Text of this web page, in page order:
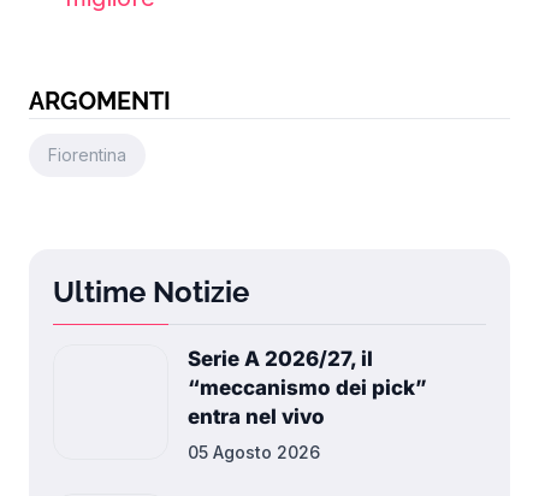
ARGOMENTI
Fiorentina
Ultime Notizie
Serie A 2026/27, il
“meccanismo dei pick”
entra nel vivo
05 Agosto 2026